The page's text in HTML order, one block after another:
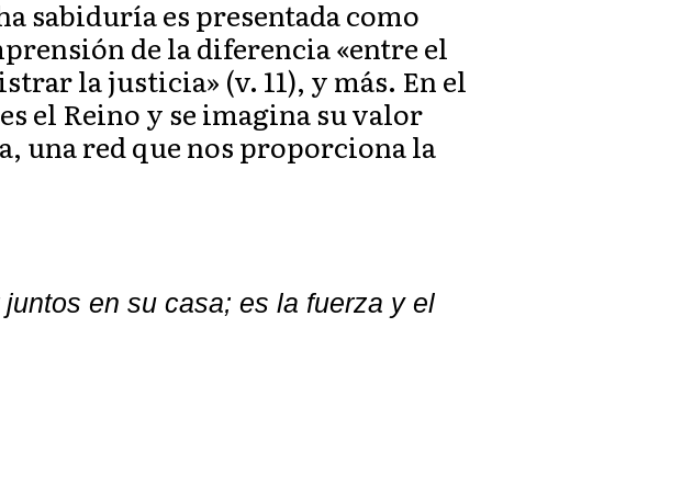
sabiduría es presentada como
de la diferencia «entre el
la justicia» (v. 11), y más. En el
el Reino y se imagina su valor
una red que nos proporciona la
en su casa; es la fuerza y el